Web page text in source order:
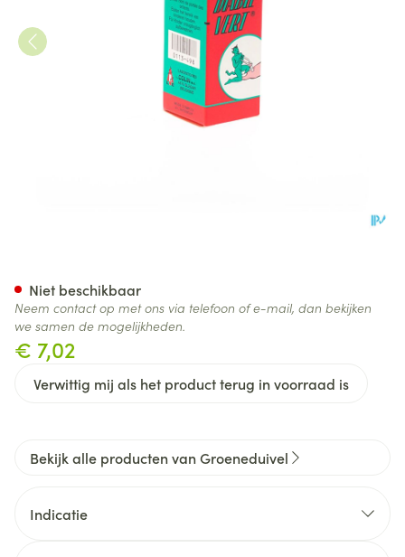
€ 7,02
Verwittig mij als het product terug in voorraad is
Niet beschikbaar
Neem contact op met ons via telefoon of e-mail, dan bekijken
we samen de mogelijkheden.
Bekijk alle producten van Groeneduivel
Indicatie